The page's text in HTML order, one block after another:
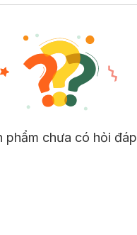
phẩm chưa có hỏi đáp